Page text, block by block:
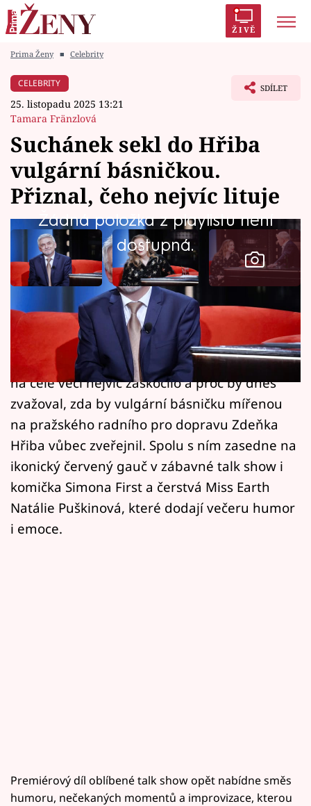
ŽIVĚ
Módní alarm
Témata
Celebrity
Vztahy
Seriály
Horoskopy
Sledujte prima+
Filmový festival Karlovy Vary
Pořady
Mámy sobě
Přihlášení
Prima Ženy ■ Celebrity
CELEBRITY
25. listopadu 2025 13:21
Tamara Fränzlová
SDÍLET
Suchánek sekl do Hřiba
vulgární básničkou.
Přiznal, čeho nejvíc lituje
Žádná položka z playlistu není
dostupná.
Herec Michal Suchánek se v posledních dnech
ocitl v centru pozornosti kvůli virálnímu videu
o pražské dopravě. Otevřeně popisuje, co ho
na celé věci nejvíc zaskočilo a proč by dnes
zvažoval, zda by vulgární básničku mířenou
na pražského radního pro dopravu Zdeňka
Hřiba vůbec zveřejnil. Spolu s ním zasedne na
ikonický červený gauč v zábavné talk show i
komička Simona First a čerstvá Miss Earth
Natálie Puškinová, které dodají večeru humor
i emoce.
Premiérový díl oblíbené talk show opět nabídne směs
humoru, nečekaných momentů a improvizace, kterou